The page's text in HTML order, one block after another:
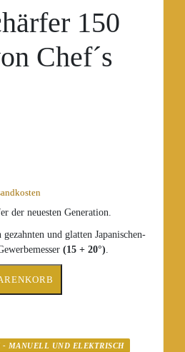
150
Chef´s
der neuesten Generation.
und glatten Japanischen-
(15 + 20°)
- MANUELL UND ELEKTRISCH